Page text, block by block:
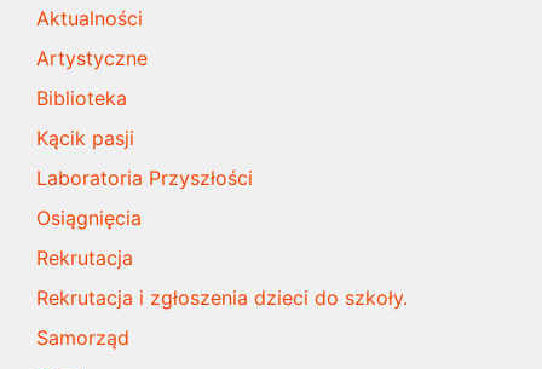
Aktualności
Artystyczne
Biblioteka
Kącik pasji
Laboratoria Przyszłości
Osiągnięcia
Rekrutacja
Rekrutacja i zgłoszenia dzieci do szkoły.
Samorząd